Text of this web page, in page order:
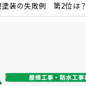
塗装の失敗例 第2位は？